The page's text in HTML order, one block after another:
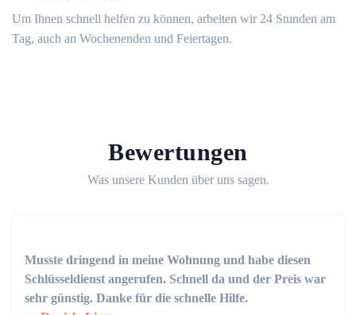
Um Ihnen schnell helfen zu können, arbeiten wir 24 Stunden am
Tag, auch an Wochenenden und Feiertagen.
Bewertungen
Was unsere Kunden über uns sagen.
Musste dringend in meine Wohnung und habe diesen
Schlüsseldienst angerufen. Schnell da und der Preis war
sehr günstig. Danke für die schnelle Hilfe.